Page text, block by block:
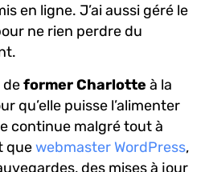
en ligne. J’ai aussi géré le
ne rien perdre du
deformer Charlotte à la
qu’elle puisse l’alimenter
continue malgré tout à
quewebmaster WordPress,
des mises à jour